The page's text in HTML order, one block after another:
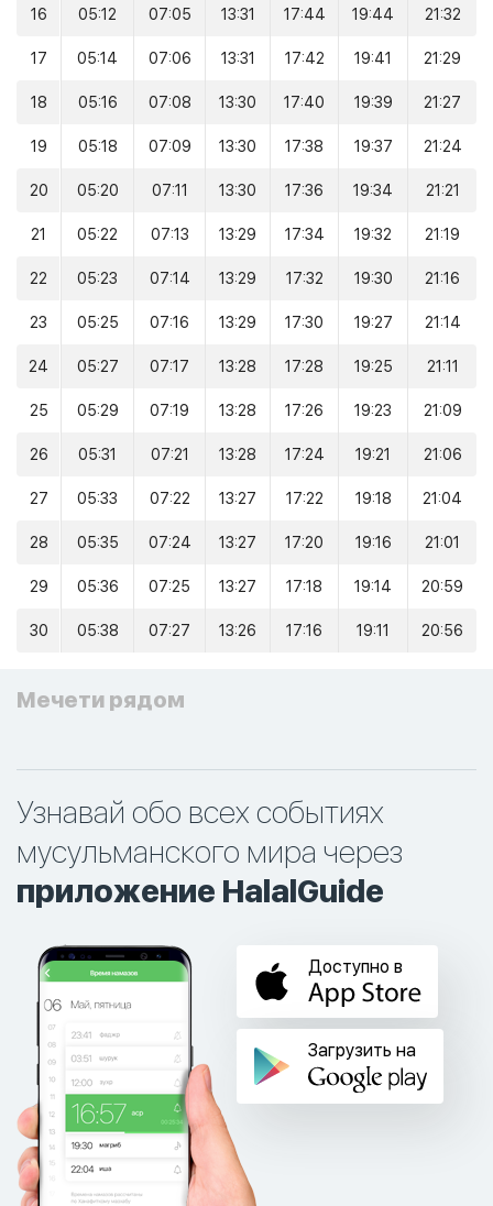
16 05:12 07:05 13:31 17:44 19:44 21:32
17 05:14 07:06 13:31 17:42 19:41 21:29
18 05:16 07:08 13:30 17:40 19:39 21:27
19 05:18 07:09 13:30 17:38 19:37 21:24
20 05:20 07:11 13:30 17:36 19:34 21:21
21 05:22 07:13 13:29 17:34 19:32 21:19
22 05:23 07:14 13:29 17:32 19:30 21:16
23 05:25 07:16 13:29 17:30 19:27 21:14
24 05:27 07:17 13:28 17:28 19:25 21:11
25 05:29 07:19 13:28 17:26 19:23 21:09
26 05:31 07:21 13:28 17:24 19:21 21:06
27 05:33 07:22 13:27 17:22 19:18 21:04
28 05:35 07:24 13:27 17:20 19:16 21:01
29 05:36 07:25 13:27 17:18 19:14 20:59
30 05:38 07:27 13:26 17:16 19:11 20:56
Мечети рядом
Узнавай обо всех событиях
мусульманского мира через
приложение HalalGuide
Доступно в
Загрузить на